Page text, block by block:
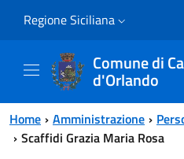
Regione Siciliana
Comune di
d'Orlando
Home Amministrazione
Scaffidi Grazia Maria Rosa